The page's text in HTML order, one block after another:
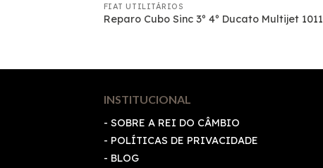
FIAT UTILITÁRIOS
Reparo Cubo Sinc 3º 4º Ducato Multijet 1011
INSTITUCIONAL
- SOBRE A REI DO CÂMBIO
- POLÍTICAS DE PRIVACIDADE
- BLOG